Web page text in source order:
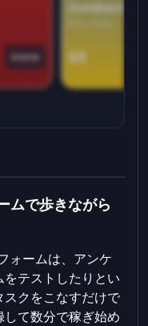
Game
Domino
$9
で歩きながら
ームは、アンケ
テストしたりとい
クをこなすだけで
て数分で稼ぎ始め